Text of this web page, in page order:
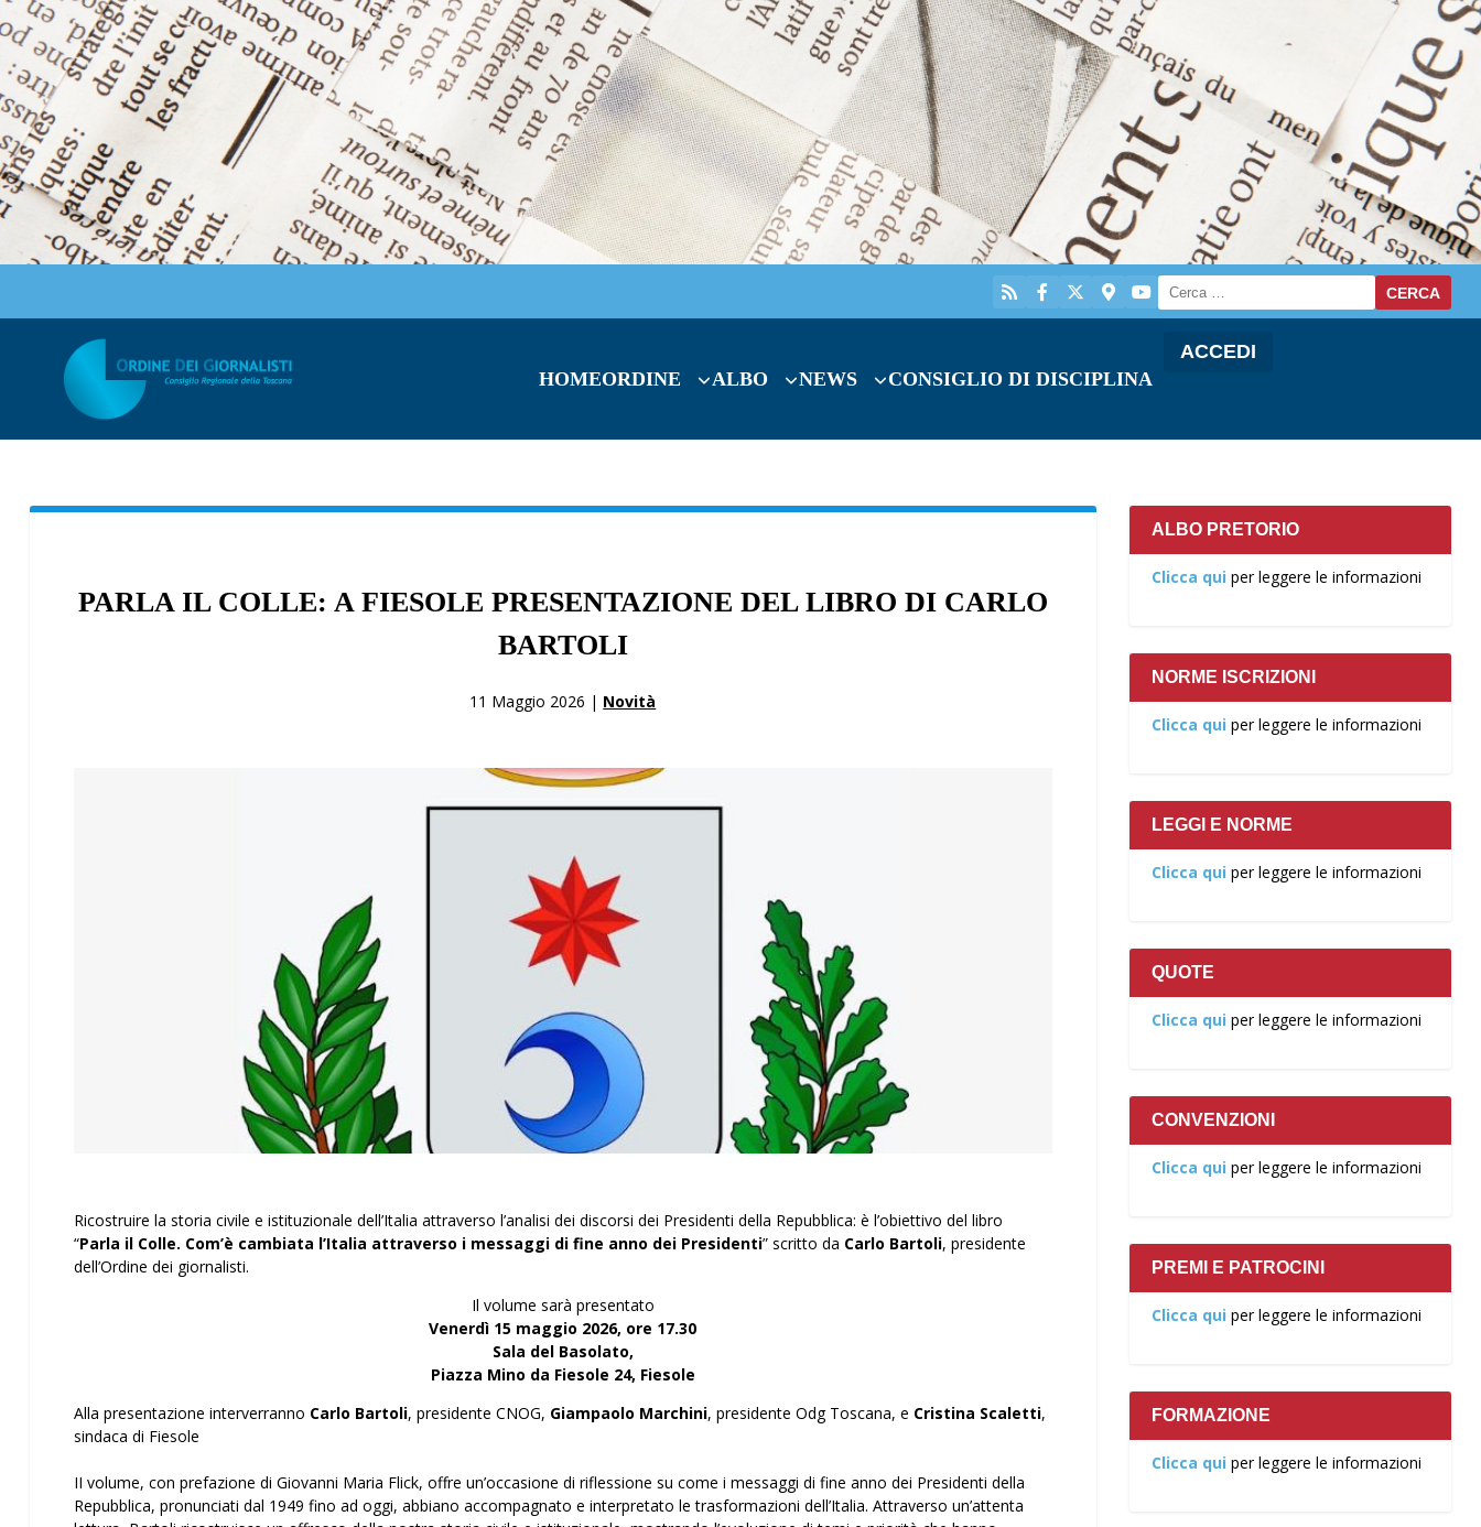
HOMEORDINE ALBO NEWS CONSIGLIO DI DISCIPLINA
ACCEDI
PARLA IL COLLE: A FIESOLE PRESENTAZIONE DEL LIBRO DI CARLO
BARTOLI
11 Maggio 2026 | Novità
Ricostruire la storia civile e istituzionale dell’Italia attraverso l’analisi dei discorsi dei Presidenti della Repubblica: è l’obiettivo del libro
“Parla il Colle. Com’è cambiata l’Italia attraverso i messaggi di fine anno dei Presidenti” scritto da Carlo Bartoli, presidente
dell’Ordine dei giornalisti.
Il volume sarà presentato
Venerdì 15 maggio 2026, ore 17.30
Sala del Basolato,
Piazza Mino da Fiesole 24, Fiesole
Alla presentazione interverranno Carlo Bartoli, presidente CNOG, Giampaolo Marchini, presidente Odg Toscana, e Cristina Scaletti,
sindaca di Fiesole
II volume, con prefazione di Giovanni Maria Flick, offre un’occasione di riflessione su come i messaggi di fine anno dei Presidenti della
Repubblica, pronunciati dal 1949 fino ad oggi, abbiano accompagnato e interpretato le trasformazioni dell’Italia. Attraverso un’attenta
ALBO PRETORIO
Clicca qui per leggere le informazioni
NORME ISCRIZIONI
Clicca qui per leggere le informazioni
LEGGI E NORME
Clicca qui per leggere le informazioni
QUOTE
Clicca qui per leggere le informazioni
CONVENZIONI
Clicca qui per leggere le informazioni
PREMI E PATROCINI
Clicca qui per leggere le informazioni
FORMAZIONE
Clicca qui per leggere le informazioni